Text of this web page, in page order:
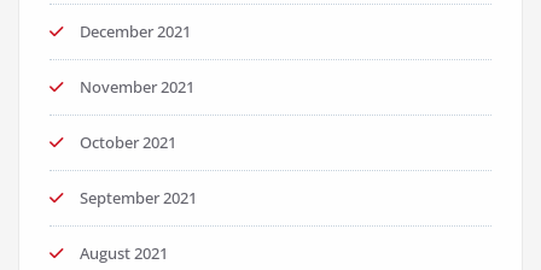
December 2021
November 2021
October 2021
September 2021
August 2021